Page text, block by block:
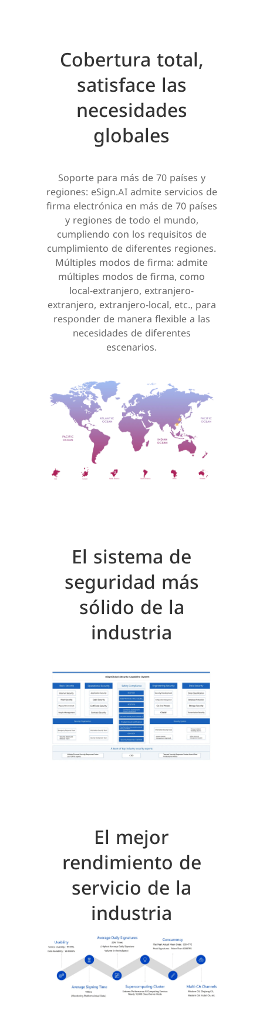
Cobertura total,
satisface las
necesidades
globales
Soporte para más de 70 países y
regiones: eSign.AI admite servicios de
firma electrónica en más de 70 países
y regiones de todo el mundo,
cumpliendo con los requisitos de
cumplimiento de diferentes regiones.
Múltiples modos de firma: admite
múltiples modos de firma, como
local-extranjero, extranjero-
extranjero, extranjero-local, etc., para
responder de manera flexible a las
necesidades de diferentes
escenarios.
El sistema de
seguridad más
sólido de la
industria
El mejor
rendimiento de
servicio de la
industria